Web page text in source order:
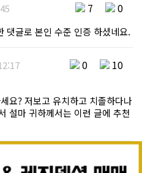
7 0
댓글로 본인 수준 인증 하셨네요.
0 10
요? 저보고 유치하고 치졸하다나
설마 귀하께서는 이런 글에 추천